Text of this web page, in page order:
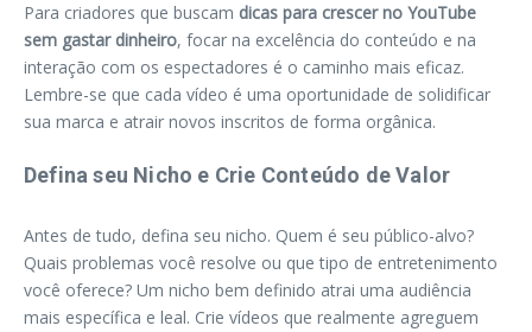
Para criadores que buscam dicas para crescer no YouTube
sem gastar dinheiro, focar na excelência do conteúdo e na
interação com os espectadores é o caminho mais eficaz.
Lembre-se que cada vídeo é uma oportunidade de solidificar
sua marca e atrair novos inscritos de forma orgânica.
Defina seu Nicho e Crie Conteúdo de Valor
Antes de tudo, defina seu nicho. Quem é seu público-alvo?
Quais problemas você resolve ou que tipo de entretenimento
você oferece? Um nicho bem definido atrai uma audiência
mais específica e leal. Crie vídeos que realmente agreguem